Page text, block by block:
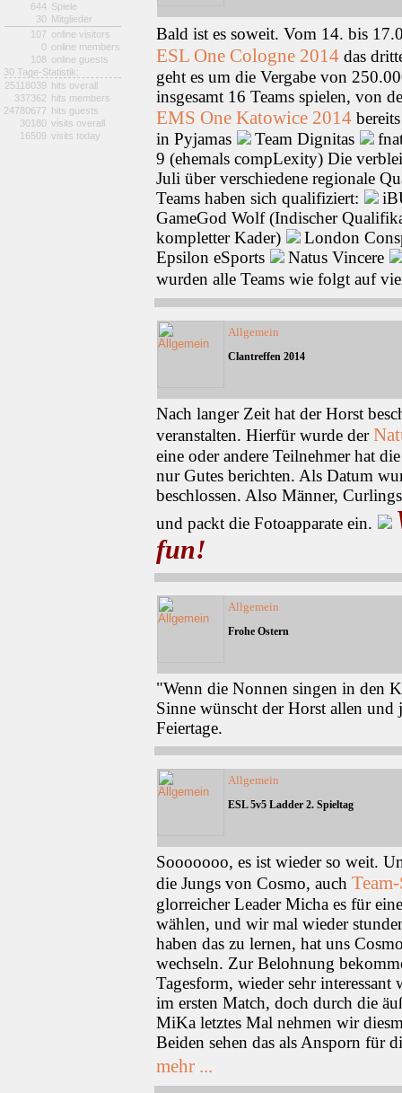
644 Spiele
30 Mitglieder
107 online visitors
0 online members
108 online guests
30 Tage-Statistik:
25118039 hits overall
337362 hits members
24780677 hits guests
30180 visits overall
16509 visits today
Bald ist es soweit. Vom 14. bis
ESL One Cologne 2014 das
geht es um die Vergabe von
insgesamt 16 Teams spielen, von
EMS One Katowice 2014
in Pyjamas
Team Dignitas
9 (ehemals compLexity) Die
Juli über verschiedene regionale
Teams haben sich qualifiziert:
GameGod Wolf (Indischer
kompletter Kader)
London
Epsilon eSports
Natus Vincere
wurden alle Teams wie folgt auf
Allgemein
Clantreffen 2014
Nach langer Zeit hat der Horst
veranstalten. Hierfür wurde der
eine oder andere Teilnehmer hat
nur Gutes berichten. Als Datum
beschlossen. Also Männer,
und packt die Fotoapparate ein.
fun!
Allgemein
Frohe Ostern
"Wenn die Nonnen singen in den
Sinne wünscht der Horst allen und
Feiertage.
Allgemein
ESL 5v5 Ladder 2. Spieltag
Sooooooo, es ist wieder so weit.
die Jungs von Cosmo, auch
glorreicher Leader Micha es für
wählen, und wir mal wieder
haben das zu lernen, hat uns
wechseln. Zur Belohnung
Tagesform, wieder sehr
im ersten Match, doch durch die
MiKa letztes Mal nehmen wir
Beiden sehen das als Ansporn für
mehr ...